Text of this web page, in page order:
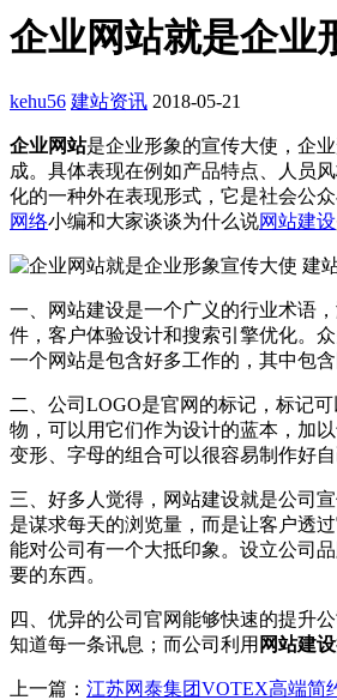
企业网站就是企业
kehu56 建站资讯 2018-05-21
企业网站是企业形象的宣传大使，企
成。具体表现在例如产品特点、人员
化的一种外在表现形式，它是社会公
网络小编和大家谈谈为什么说网站建设
一、网站建设是一个广义的行业术语
件，客户体验设计和搜索引擎优化。
一个网站是包含好多工作的，其中包
二、公司LOGO是官网的标记，标记
物，可以用它们作为设计的蓝本，加
变形、字母的组合可以很容易制作好
三、好多人觉得，网站建设就是公司
是谋求每天的浏览量，而是让客户透
能对公司有一个大抵印象。设立公司
要的东西。
四、优异的公司官网能够快速的提升
知道每一条讯息；而公司利用 网站建设
上一篇： 江苏网泰集团VOTEX高端简